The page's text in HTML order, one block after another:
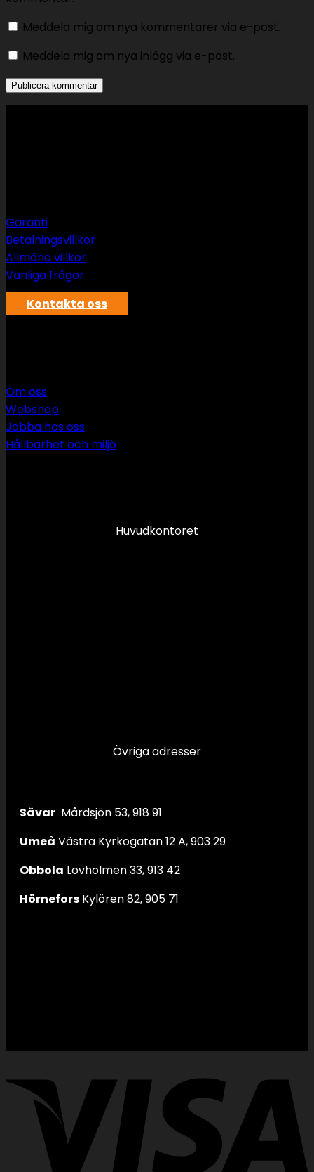
Meddela mig om nya kommentarer via e-post.
Meddela mig om nya inlägg via e-post.
Garanti
Betalningsvillkor
Allmäna villkor
Vanliga frågor
Kontakta oss
Om oss
Webshop
Jobba hos oss
Hållbarhet och miljö
Huvudkontoret
Övriga adresser
Sävar Mårdsjön 53, 918 91
Umeå Västra Kyrkogatan 12 A, 903 29
Obbola Lövholmen 33, 913 42
Hörnefors Kylören 82, 905 71